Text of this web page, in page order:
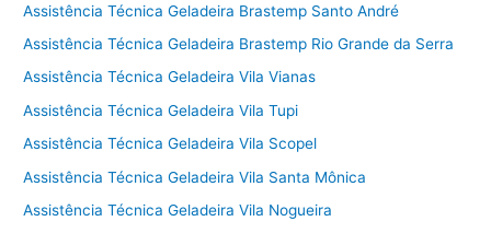
Assistência Técnica Geladeira Brastemp Santo André
Assistência Técnica Geladeira Brastemp Rio Grande da Serra
Assistência Técnica Geladeira Vila Vianas
Assistência Técnica Geladeira Vila Tupi
Assistência Técnica Geladeira Vila Scopel
Assistência Técnica Geladeira Vila Santa Mônica
Assistência Técnica Geladeira Vila Nogueira